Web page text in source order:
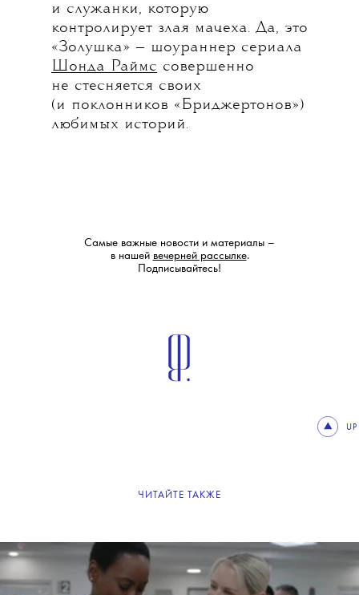
и служанки, которую
контролирует злая мачеха. Да, это
«Золушка» — шоураннер сериала
Шонда Раймс совершенно
не стесняется своих
(и поклонников «Бриджертонов»)
любимых историй.
Самые важные новости и материалы –
в нашей вечерней рассылке.
Подписывайтесь!
UP
ЧИТАЙТЕ ТАКЖЕ